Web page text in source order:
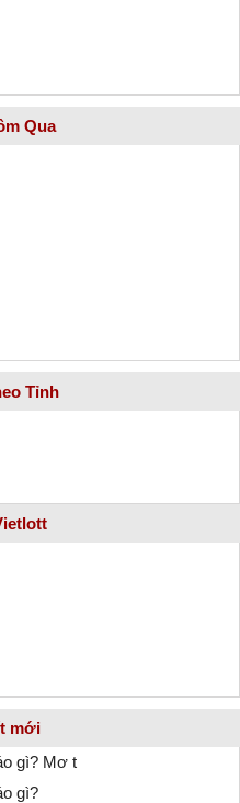
Qua
Tỉnh
mới
gì? Mơ t
gì?